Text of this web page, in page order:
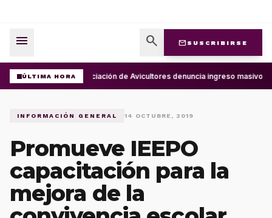
menu search mail SUSCRIBIRSE
ÚLTIMA HORAAsociación de Avicultores denuncia ingreso masivo
INFORMACIÓN GENERAL 14 OCTUBRE, 2019
Promueve IEEPO
capacitación para la
mejora de la